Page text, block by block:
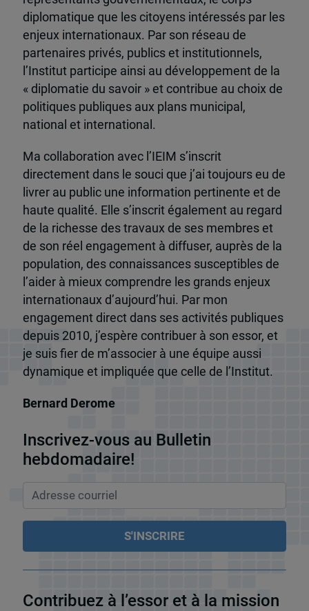
diplomatique que les citoyens intéressés par les
enjeux internationaux. Par son réseau de
partenaires privés, publics et institutionnels,
l’Institut participe ainsi au développement de la
« diplomatie du savoir » et contribue au choix de
politiques publiques aux plans municipal,
national et international.
Ma collaboration avec l’IEIM s’inscrit
directement dans le souci que j’ai toujours eu de
livrer au public une information pertinente et de
haute qualité. Elle s’inscrit également au regard
de la richesse des travaux de ses membres et
de son réel engagement à diffuser, auprès de la
population, des connaissances susceptibles de
l’aider à mieux comprendre les grands enjeux
internationaux d’aujourd’hui. Par mon
engagement direct dans ses activités publiques
depuis 2010, j’espère contribuer à son essor, et
je suis fier de m’associer à une équipe aussi
dynamique et impliquée que celle de l’Institut.
Bernard Derome
Inscrivez-vous au Bulletin
hebdomadaire!
Contribuez à l’essor et à la mission